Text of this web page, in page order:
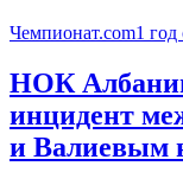
Чемпионат.com1 год
НОК
инцидент
и Валиевым